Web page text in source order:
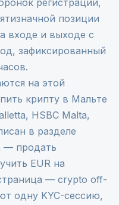
регистрации,
позиции
входе и выходе с
зафиксированный
на этой
крипту в Мальте
HSBC Malta,
в разделе
— продать
EUR на
— crypto off-
одну KYC-сессию,